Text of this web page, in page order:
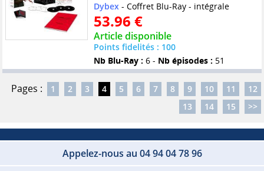
Dybex- Coffret Blu-Ray - intégrale
53.96 €
Article disponible
Points fidelités : 100
Nb Blu-Ray : 6 - Nb épisodes : 51
Pages : 1 2 3 4 5 6 7 8 9 10 11
12
13
14 15 >>
Appelez-nous au 04 94 04 78 96